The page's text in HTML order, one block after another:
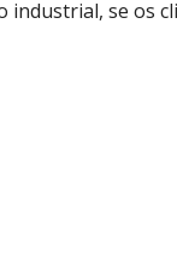
industrial, se os